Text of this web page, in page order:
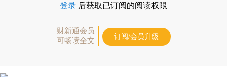
登录 后获取已订阅的阅读权限
财新通会员
可畅读全文
订阅/会员升级